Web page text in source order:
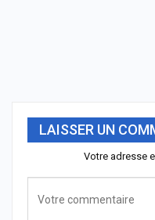
LAISSER UN
Votre adresse